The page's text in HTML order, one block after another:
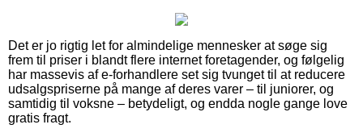
Det er jo rigtig let for almindelige mennesker at søge sig
frem til priser i blandt flere internet foretagender, og følgelig
har massevis af e-forhandlere set sig tvunget til at reducere
udsalgspriserne på mange af deres varer – til juniorer, og
samtidig til voksne – betydeligt, og endda nogle gange love
gratis fragt.